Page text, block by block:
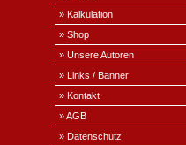
» Kalkulation
» Shop
» Unsere Autoren
» Links / Banner
» Kontakt
» AGB
» Datenschutz